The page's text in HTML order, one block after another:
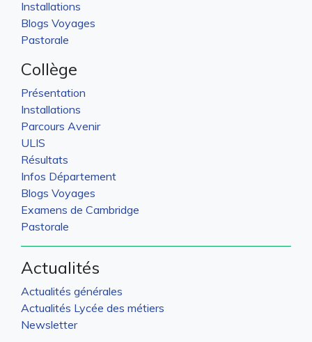
Installations
Blogs Voyages
Pastorale
Collège
Présentation
Installations
Parcours Avenir
ULIS
Résultats
Infos Département
Blogs Voyages
Examens de Cambridge
Pastorale
Actualités
Actualités générales
Actualités Lycée des métiers
Newsletter